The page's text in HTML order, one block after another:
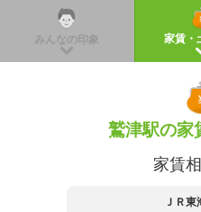
※経路情報、所要時間情報は平日・日中の標
みんなの印象 家賃・
鷲津駅の家
家賃
ＪＲ東